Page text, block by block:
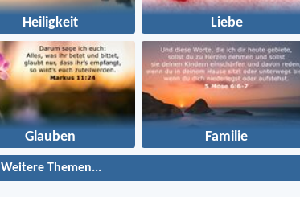
Heiligkeit Liebe
Glauben Familie
Weitere Themen...